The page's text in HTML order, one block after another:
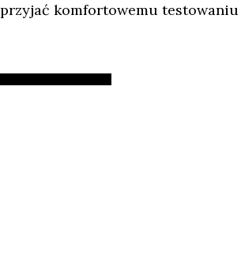
komfortowemu testowaniu